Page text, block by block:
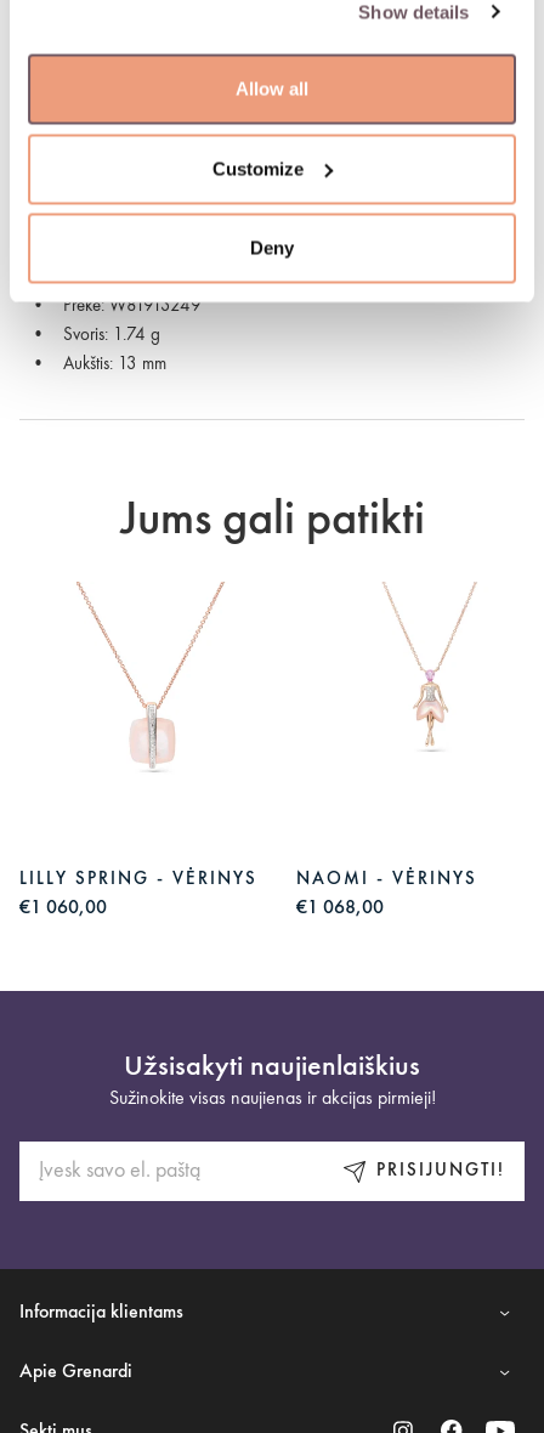
Show details
Allow all
Customize
Deny
- Deimantas (Akmens spalva: H-baltas, Tīrība: SI, Akmens
Praba: 585
Akmens spalva: Baltas, Rožinis
Gamintojo kodas: 055094
Prekė: W81913249
Svoris: 1.74 g
Aukštis: 13 mm
Jums gali patikti
LILLY SPRING - VĖRINYS
€1 060,00
NAOMI - VĖRINYS
€1 068,00
Užsisakyti naujienlaiškius
Sužinokite visas naujienas ir akcijas pirmieji!
PRISIJUNGTI!
Informacija klientams
Apie Grenardi